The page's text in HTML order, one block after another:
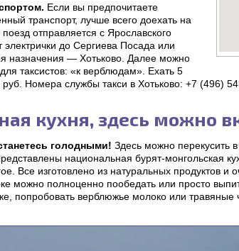
Если вы предпочитаете
транспорт, лучше всего доехать на
отправляется с Ярославского
электрички до Сергиева Посада или
назначения — Хотьково. Далее можно
таксистов: «к верблюдам». Ехать 5
Номера службы такси в Хотьково: +7 (496)
кухня, здесь можно
голодными! Здесь можно перекусить
национальная бурят-монгольская
Все изготовлено из натуральных продуктов и
можно полноценно пообедать или просто
попробовать верблюжье молоко или